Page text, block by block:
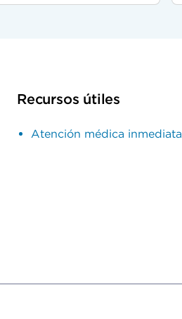
Recursos útiles
Atención médica inmediata